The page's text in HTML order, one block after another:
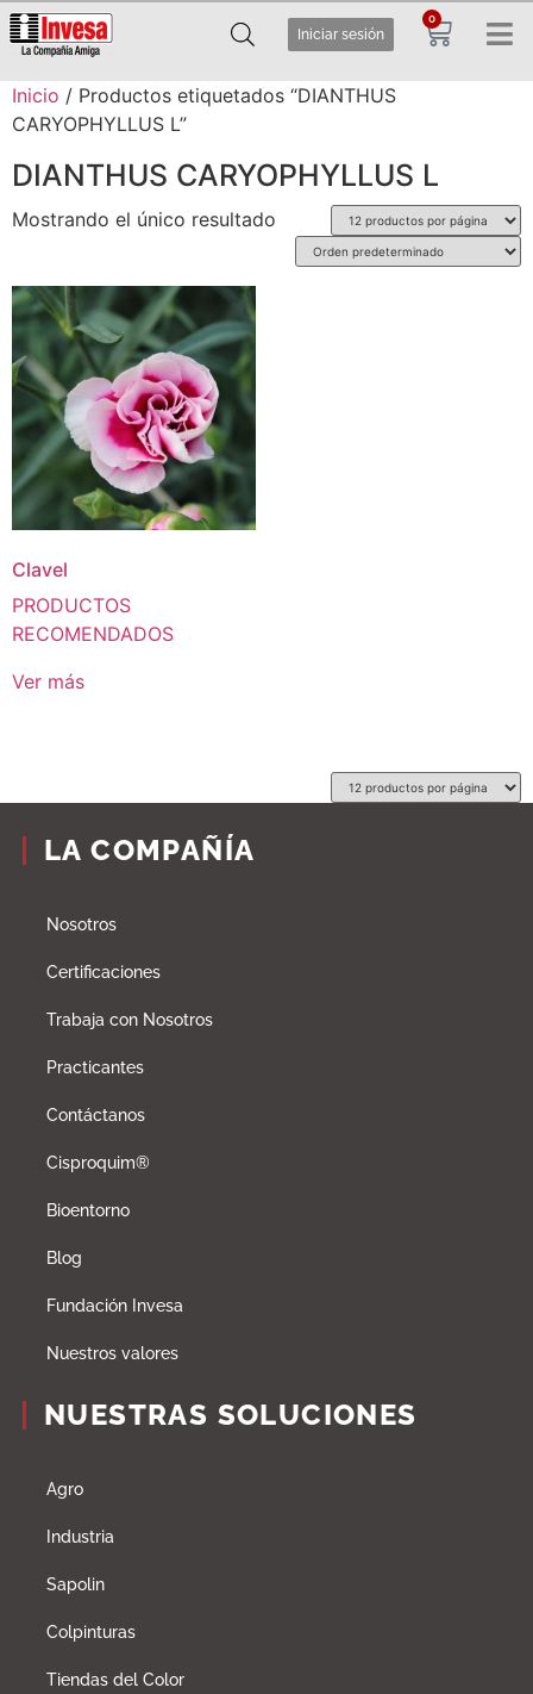
Iniciar sesión
0
Inicio / Productos etiquetados “DIANTHUS
CARYOPHYLLUS L”
DIANTHUS CARYOPHYLLUS L
Mostrando el único resultado
Clavel
PRODUCTOS
RECOMENDADOS
Ver más
LA COMPAÑÍA
Nosotros
Certificaciones
Trabaja con Nosotros
Practicantes
Contáctanos
Cisproquim®
Bioentorno
Blog
Fundación Invesa
Nuestros valores
NUESTRAS SOLUCIONES
Agro
Industria
Sapolin
Colpinturas
Tiendas del Color